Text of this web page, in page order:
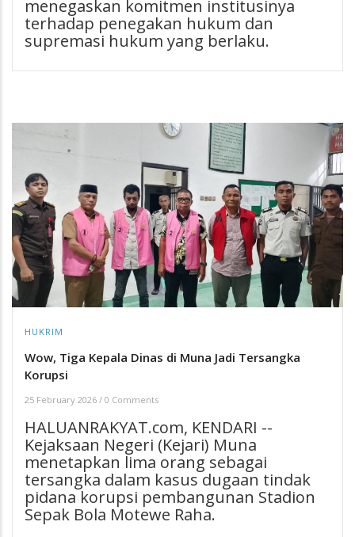
menegaskan komitmen institusinya
terhadap penegakan hukum dan
supremasi hukum yang berlaku.
HUKRIM
Wow, Tiga Kepala Dinas di Muna Jadi Tersangka
Korupsi
25 February 2026 / 0 Comments
HALUANRAKYAT.com, KENDARI --
Kejaksaan Negeri (Kejari) Muna
menetapkan lima orang sebagai
tersangka dalam kasus dugaan tindak
pidana korupsi pembangunan Stadion
Sepak Bola Motewe Raha.